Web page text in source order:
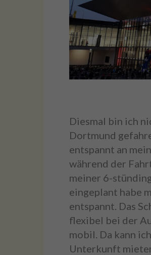
Diesmal bin ich
Dortmund
entspannt an
während der
meiner 6-
eingeplant habe
entspannt. Das
flexibel bei der
mobil. Da kann
Unterkunft